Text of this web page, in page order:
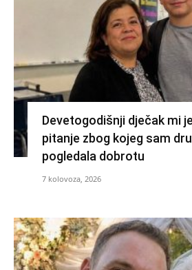
Devetogodišnji dječak mi
pitanje zbog kojeg sam
pogledala dobrotu
7 kolovoza, 2026